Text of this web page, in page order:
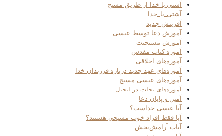
آشتی با خدا از طریق مسیح
آشتی_با_خدا
آفرینش جدید
آموزش دعا توسط عیسی
آموزش مسیحیت
آموزه کتاب مقدس
آموزه‌های اخلاقی
آموزه‌های عهد جدید درباره فرزندان خدا
آموزه‌های عیسی مسیح
آموزه‌های نجات در انجیل
آمین و پایان دعا
آیا عیسی خداست؟
آیا فقط افراد خوب مسیحی هستند؟
آیات آرامش‌بخش